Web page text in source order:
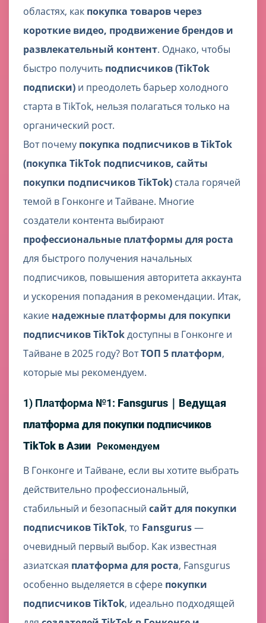
областях, как покупка товаров через
короткие видео, продвижение брендов и
развлекательный контент. Однако, чтобы
быстро получить подписчиков (TikTok
подписки) и преодолеть барьер холодного
старта в TikTok, нельзя полагаться только на
органический рост.
Вот почему покупка подписчиков в TikTok
(покупка TikTok подписчиков, сайты
покупки подписчиков TikTok) стала горячей
темой в Гонконге и Тайване. Многие
создатели контента выбирают
профессиональные платформы для роста
для быстрого получения начальных
подписчиков, повышения авторитета аккаунта
и ускорения попадания в рекомендации. Итак,
какие надежные платформы для покупки
подписчиков TikTokдоступны в Гонконге и
Тайване в 2025 году? ВотТОП 5 платформ,
которые мы рекомендуем.
1) Платформа №1: Fansgurus｜Ведущая
платформа для покупки подписчиков
TikTok в Азии
Рекомендуем
В Гонконге и Тайване, если вы хотите выбрать
действительно профессиональный,
стабильный и безопасный сайт для покупки
подписчиков TikTok, то Fansgurus—
очевидный первый выбор. Как известная
азиатская платформа для роста, Fansgurus
особенно выделяется в сфере покупки
подписчиков TikTok, идеально подходящей